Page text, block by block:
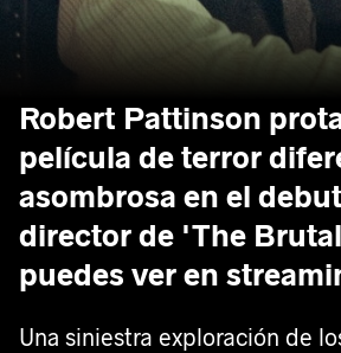
Robert Pattinson
película de terror
asombrosa en el
director de 'The
puedes ver en
Una siniestra exploración de